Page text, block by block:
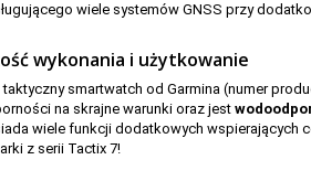
wiele systemów GNSS przy
wykonania i użytkowanie
taktyczny smartwatch od Garmina (numer
na skrajne warunki oraz jest
wiele funkcji dodatkowych wspierających
z serii Tactix 7!